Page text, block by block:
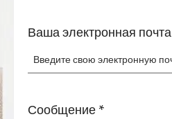
Ваша электронная почта
Сообщение *